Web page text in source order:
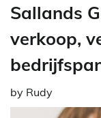
Sallands
verkoop,
by Rudy